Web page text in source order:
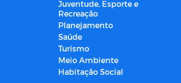
Juventude, Esporte e
Recreação
Planejamento
Saúde
Turismo
Meio Ambiente
Habitação Social